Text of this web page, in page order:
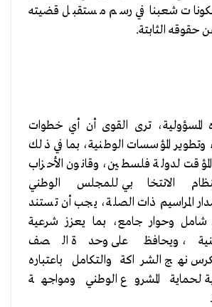
شعبنا في رسم مستقبل قضيته
حقوقه الثابتة.
المسؤولية، ترى القوى أن أي خطوات
وتطوير المؤسسات الوطنية، بما في ذلك
لدولة فلسطين، وقانون الأحزاب
الانتخابي للمجلس الوطني
المراسيم ذات الصلة، يجب أن تستند
شامل وحوار جامع، بما يعزز شرعية
ويحافظ على وحدة الصف
نهج الشراكة والتكامل باعتباره
لحماية المشروع الوطني ومواجهة